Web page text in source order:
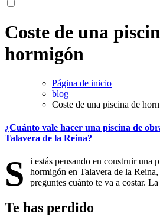
Coste de una
hormigón
Página de inicio
blog
Coste de una piscina de
¿Cuánto vale hacer una piscina de
Talavera de la Reina?
S
i estás pensando en construir una
hormigón en Talavera de la
preguntes cuánto te va a costar.
Te has perdido